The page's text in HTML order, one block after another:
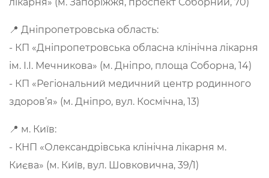
📍 Дніпропетровська область:
- КП «Дніпропетровська обласна клінічна лікарня
ім. І.І. Мечникова» (м. Дніпро, площа Соборна, 14)
- КП «Регіональний медичний центр родинного
здоров’я» (м. Дніпро, вул. Космічна, 13)
📍 м. Київ:
- КНП «Олександрівська клінічна лікарня м.
Києва» (м. Київ, вул. Шовковична, 39/1)